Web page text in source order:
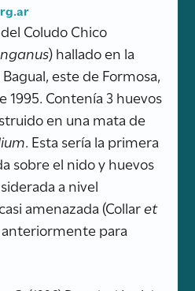
Coludo Chico
) hallado en la
este de Formosa,
1995. Contenía 3 huevos
en una mata de
. Esta sería la primera
sobre el nido y huevos
a nivel
amenazada (Collaret
anteriormente para